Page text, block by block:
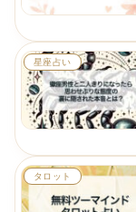
星座占い
タロット